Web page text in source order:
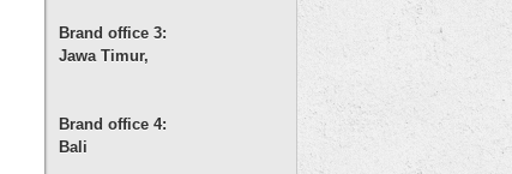
Brand office 3:
Jawa Timur,
Brand office 4:
Bali